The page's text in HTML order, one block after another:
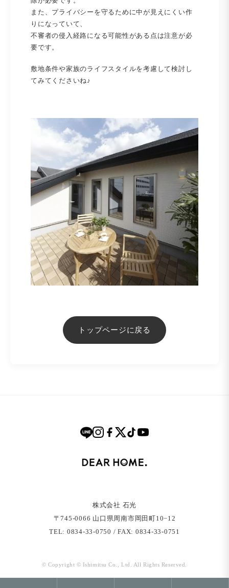
また、プライバシーを守るために中が見えにくい作
りになっていて、
不審者の侵入経路になる可能性がある点は注意が必
要です。
敷地条件や家族のライフスタイルを考慮して検討し
てみてくださいね♪
トップページに戻る
株式会社 石光
〒745-0066 ⼭⼝県周南市岡⽥町10−12
TEL: 0834-33-0750 / FAX: 0834-33-0751
© Copyright © Ishimitsu Co., Ltd. All Rights Reserved.